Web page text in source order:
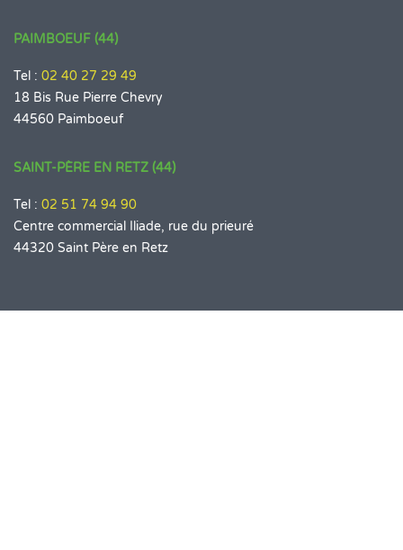
PAIMBOEUF (44)
Tel : 02 40 27 29 49
18 Bis Rue Pierre Chevry
44560 Paimboeuf
SAINT-PÈRE EN RETZ (44)
Tel : 02 51 74 94 90
Centre commercial Iliade, rue du prieuré
44320 Saint Père en Retz